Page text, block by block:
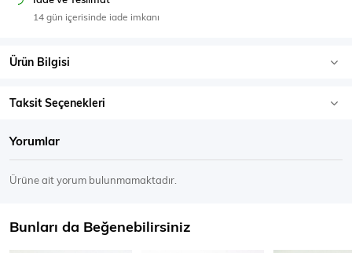
14 gün içerisinde iade imkanı
Ürün Bilgisi
Taksit Seçenekleri
Yorumlar
Ürüne ait yorum bulunmamaktadır.
Bunları da Beğenebilirsiniz